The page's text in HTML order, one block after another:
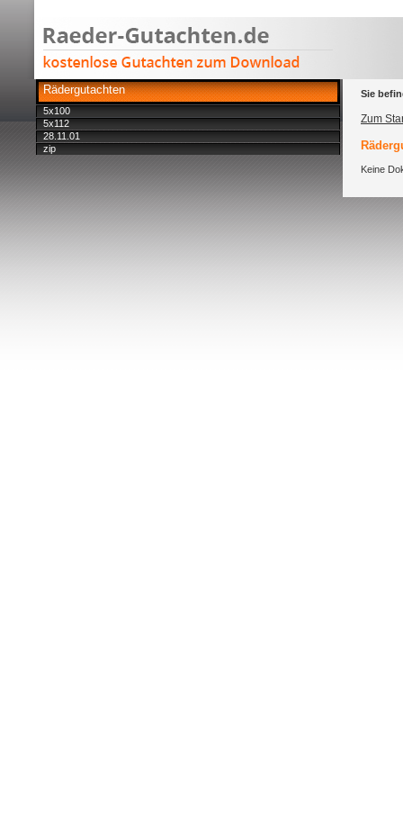
Rädergutachten
5x100
5x112
28.11.01
zip
Sie
Zum
Keine